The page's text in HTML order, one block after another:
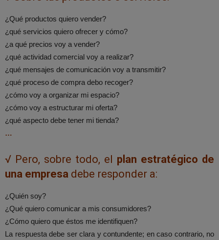
¿Qué productos quiero vender?
¿qué servicios quiero ofrecer y cómo?
¿a qué precios voy a vender?
¿qué actividad comercial voy a realizar?
¿qué mensajes de comunicación voy a transmitir?
¿qué proceso de compra debo recoger?
¿cómo voy a organizar mi espacio?
¿cómo voy a estructurar mi oferta?
¿qué aspecto debe tener mi tienda?
…
√ Pero, sobre todo, el plan estratégico de
una empresa debe responder a:
¿Quién soy?
¿Qué quiero comunicar a mis consumidores?
¿Cómo quiero que éstos me identifiquen?
La respuesta debe ser clara y contundente; en caso contrario, no